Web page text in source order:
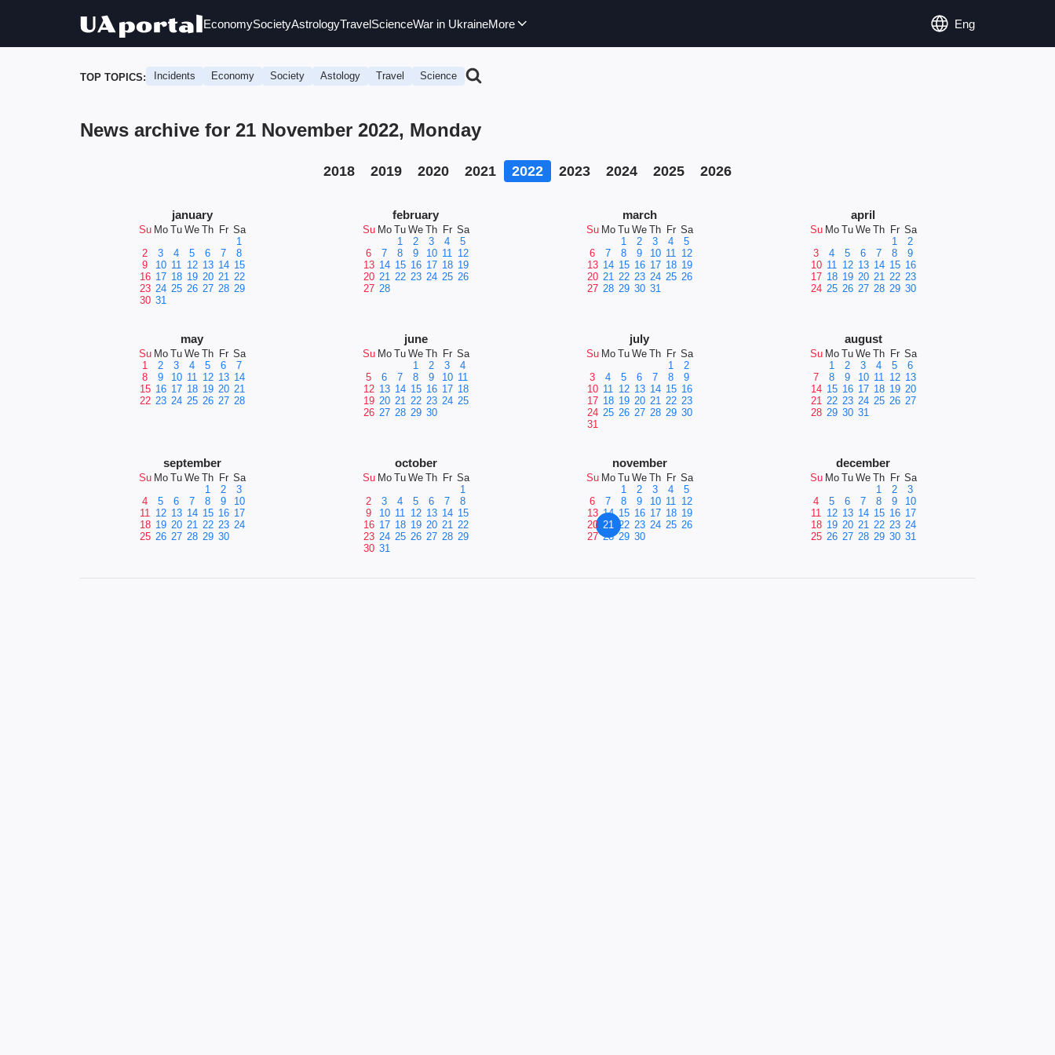
EconomySocietyAstrologyTravelScienceWar in UkraineMore Eng
TOP TOPICS: Incidents Economy Society Astology Travel Science
News archive for 21 November 2022, Monday
2018 2019 2020 2021 2022 2023 2024 2025 2026
january
Su Mo Tu We Th Fr Sa
1
2
3 4 5 6 7
8
9
10 11 12 13 14 15
16 17 18 19 20 21 22
23 24 25 26 27 28 29
30 31
february
Su Mo Tu We Th Fr Sa
1
2 3 4
5
6
7 8 9 10 11 12
13 14 15 16 17 18 19
20 21 22 23 24 25 26
27 28
march
Su Mo Tu We Th Fr Sa
1
2 3 4
5
6
7 8 9 10 11 12
13 14 15 16 17 18 19
20 21 22 23 24 25 26
27 28 29 30 31
april
Su Mo Tu We Th Fr Sa
1
2
3
4 5 6 7 8
9
10 11 12 13 14 15 16
17 18 19 20 21 22 23
24 25 26 27 28 29 30
may
Su Mo Tu We Th Fr Sa
1
2 3 4 5 6
7
8
9 10 11 12 13 14
15 16 17 18 19 20 21
22 23 24 25 26 27 28
june
Su Mo Tu We Th Fr Sa
1
2 3
4
5
6 7 8 9 10 11
12 13 14 15 16 17 18
19 20 21 22 23 24 25
26 27 28 29 30
july
Su Mo Tu We Th Fr Sa
1
2
3
4 5 6 7 8
9
10 11 12 13 14 15 16
17 18 19 20 21 22 23
24 25 26 27 28 29 30
31
august
Su Mo Tu We Th Fr Sa
1
2 3 4 5
6
7
8 9 10 11 12 13
14 15 16 17 18 19 20
21 22 23 24 25 26 27
28 29 30 31
september
Su Mo Tu We Th Fr Sa
1
2
3
4
5 6 7 8 9
10
11 12 13 14 15 16 17
18 19 20 21 22 23 24
25 26 27 28 29 30
october
Su Mo Tu We Th Fr Sa
1
2
3 4 5 6 7
8
9
10 11 12 13 14 15
16 17 18 19 20 21 22
23 24 25 26 27 28 29
30 31
november
Su Mo Tu We Th Fr Sa
1
2 3 4
5
6
7 8 9 10 11 12
13 14 15 16 17 18 19
20 21 22 23 24 25 26
27 28 29 30
december
Su Mo Tu We Th Fr Sa
1
2
3
4
5 6 7 8 9
10
11 12 13 14 15 16 17
18 19 20 21 22 23 24
25 26 27 28 29 30 31